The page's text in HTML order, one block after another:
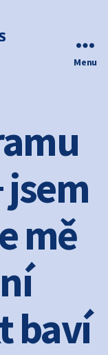
Menu
jsem
mě
baví